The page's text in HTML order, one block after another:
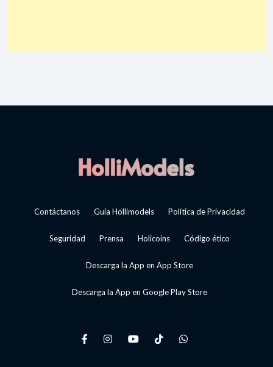
Contáctanos Guía Hollimodels Política de Privacidad
Seguridad Prensa Holicoins Código ético
Descarga la App en App Store
Descarga la App en Google Play Store